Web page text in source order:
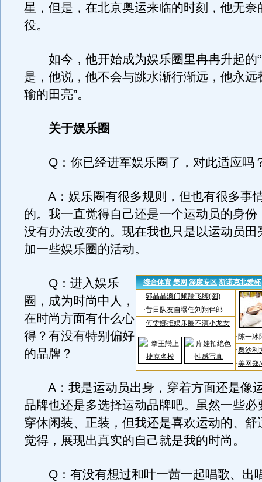
星，但是，在北京奥运来临的时刻，他无奈
役。
如今，他开始成为娱乐圈里冉冉升起的“
是，他说，他不会与跳水渐行渐远，他永远
输的田亮”。
关于娱乐圈
Q：你已经进军娱乐圈了，对此适应吗
A：娱乐圈有很多规则，但也有很多事
的。我一直觉得自己还是一个运动员的身份
没有办法改变的。现在我也只是以运动员田
加一些娱乐圈的活动。
Q：进入娱乐
圈，成为时尚中人，
在时尚方面有什么心
得？有没有特别偏好
的品牌？
A：我是运动员出身，穿着方面还是像
品牌也还是多选择运动品牌吧。虽然一些必
穿休闲装、正装，但我还是喜欢运动的、舒
觉得，展现出真实的自己就是我的时尚。
Q：有没有想过和叶一茜一起唱歌、出